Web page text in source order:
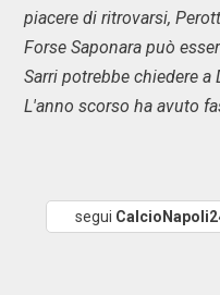
piacere di ritrovarsi,
Forse Saponara può
Sarri potrebbe chiedere a
L'anno scorso ha avuto
segui